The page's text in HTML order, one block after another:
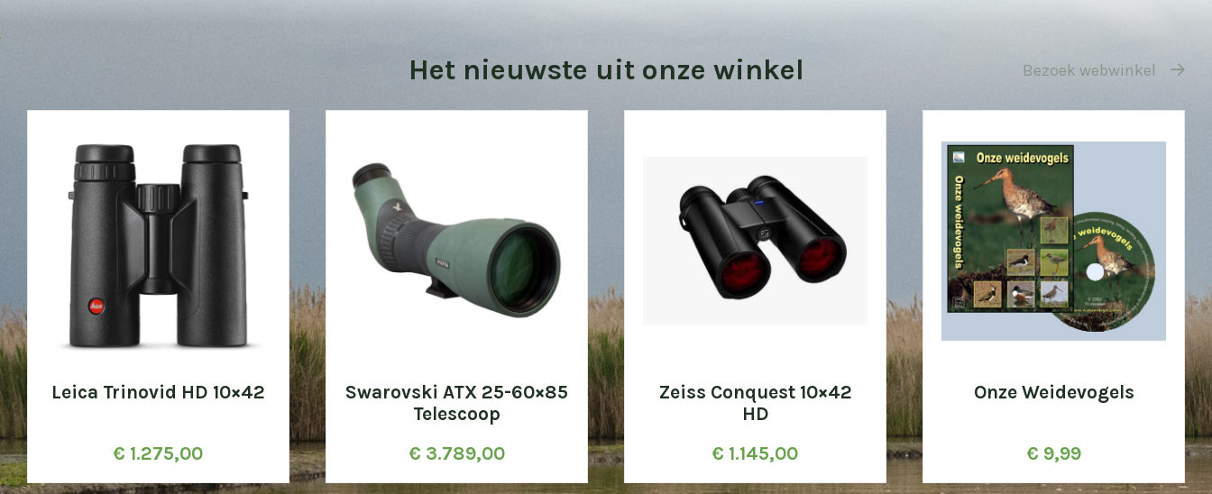
Het nieuwste uit onze winkel Bezoek webwinkel
Leica Trinovid HD 10×42
€ 1.275,00
Swarovski ATX 25-60×85
Telescoop
€ 3.789,00
Zeiss Conquest 10×42
HD
€ 1.145,00
Onze Weidevogels
€ 9,99